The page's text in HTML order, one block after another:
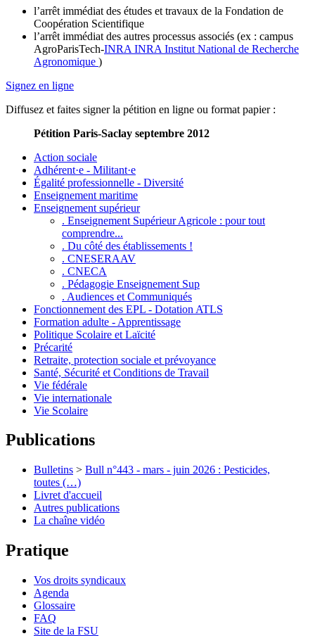
l’arrêt immédiat des études et travaux de la Fondation de
Coopération Scientifique
l’arrêt immédiat des autres processus associés (ex : campus
AgroParisTech-INRA INRA Institut National de Recherche
Agronomique )
Signez en ligne
Diffusez et faites signer la pétition en ligne ou format papier :
Pétition Paris-Saclay septembre 2012
Action sociale
Adhérent·e - Militant·e
Égalité professionnelle - Diversité
Enseignement maritime
Enseignement supérieur
. Enseignement Supérieur Agricole : pour tout
comprendre...
. Du côté des établissements !
. CNESERAAV
. CNECA
. Pédagogie Enseignement Sup
. Audiences et Communiqués
Fonctionnement des EPL - Dotation ATLS
Formation adulte - Apprentissage
Politique Scolaire et Laïcité
Précarité
Retraite, protection sociale et prévoyance
Santé, Sécurité et Conditions de Travail
Vie fédérale
Vie internationale
Vie Scolaire
Publications
Bulletins > Bull n°443 - mars - juin 2026 : Pesticides,
toutes (…)
Livret d'accueil
Autres publications
La chaîne vidéo
Pratique
Vos droits syndicaux
Agenda
Glossaire
FAQ
Site de la FSU